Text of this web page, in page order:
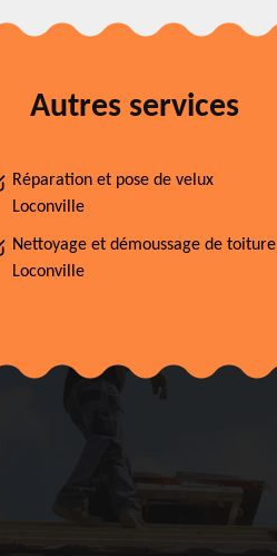
Autres services
Réparation et pose de velux
Loconville
Nettoyage et démoussage de toiture
Loconville